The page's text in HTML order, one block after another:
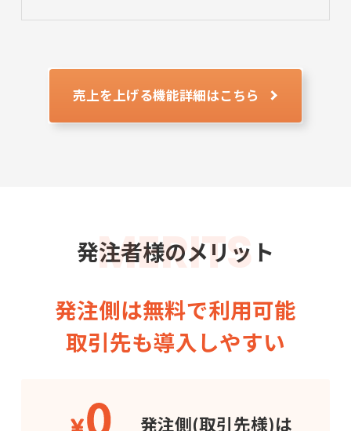
売上を上げる機能詳細はこちら
MERITS
発注者様のメリット
発注側は無料で利用可能
取引先も導入しやすい
発注側(取引先様)は